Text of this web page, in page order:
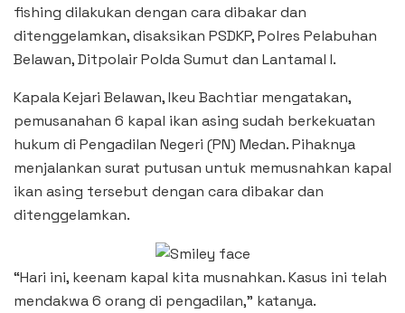
fishing dilakukan dengan cara dibakar dan
ditenggelamkan, disaksikan PSDKP, Polres Pelabuhan
Belawan, Ditpolair Polda Sumut dan Lantamal I.
Kapala Kejari Belawan, Ikeu Bachtiar mengatakan,
pemusanahan 6 kapal ikan asing sudah berkekuatan
hukum di Pengadilan Negeri (PN) Medan. Pihaknya
menjalankan surat putusan untuk memusnahkan kapal
ikan asing tersebut dengan cara dibakar dan
ditenggelamkan.
“Hari ini, keenam kapal kita musnahkan. Kasus ini telah
mendakwa 6 orang di pengadilan,” katanya.